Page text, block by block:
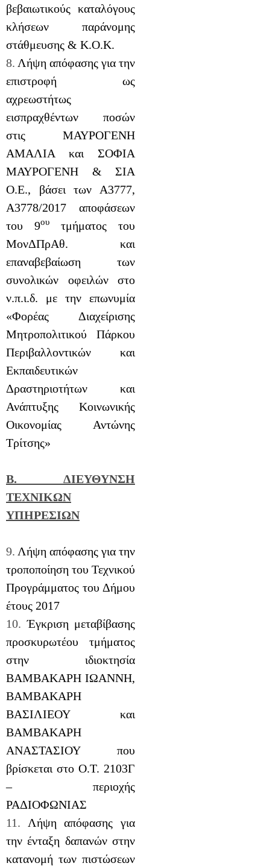
βεβαιωτικούς καταλόγους
κλήσεων παράνομης
στάθμευσης & Κ.Ο.Κ.
8. Λήψη απόφασης για την
επιστροφή ως
αχρεωστήτως
εισπραχθέντων ποσών
στις ΜΑΥΡΟΓΕΝΗ
ΑΜΑΛΙΑ και ΣΟΦΙΑ
ΜΑΥΡΟΓΕΝΗ & ΣΙΑ
Ο.Ε., βάσει των Α3777,
Α3778/2017 αποφάσεων
του 9ου
τμήματος του
ΜονΔΠρΑθ. και
επαναβεβαίωση των
συνολικών οφειλών στο
ν.π.ι.δ. με την επωνυμία
«Φορέας Διαχείρισης
Μητροπολιτικού Πάρκου
Περιβαλλοντικών και
Εκπαιδευτικών
Δραστηριοτήτων και
Ανάπτυξης Κοινωνικής
Οικονομίας Αντώνης
Τρίτσης»
Β. ΔΙΕΥΘΥΝΣΗ
ΤΕΧΝΙΚΩΝ
ΥΠΗΡΕΣΙΩΝ
9. Λήψη απόφασης για την
τροποποίηση του Τεχνικού
Προγράμματος του Δήμου
έτους 2017
10.Έγκριση μεταβίβασης
προσκυρωτέου τμήματος
στην ιδιοκτησία
ΒΑΜΒΑΚΑΡΗ ΙΩΑΝΝΗ,
ΒΑΜΒΑΚΑΡΗ
ΒΑΣΙΛΙΕΟΥ και
ΒΑΜΒΑΚΑΡΗ
ΑΝΑΣΤΑΣΙΟΥ που
βρίσκεται στο Ο.Τ. 2103Γ
– περιοχής
ΡΑΔΙΟΦΩΝΙΑΣ
11. Λήψη απόφασης για
την ένταξη δαπανών στην
κατανομή των πιστώσεων